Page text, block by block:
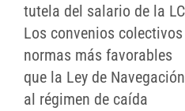
tutela del salario de la
Los convenios
normas más favorables
que la Ley de
al régimen de caída